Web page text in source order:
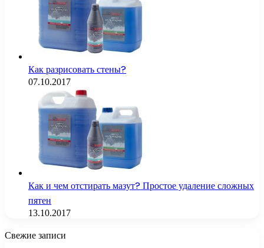
Как разрисовать стены?
07.10.2017
Как и чем отстирать мазут? Простое удаление сложных
пятен
13.10.2017
Свежие записи